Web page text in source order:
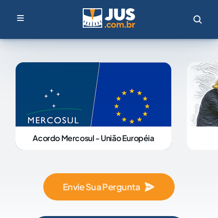
Acordo Mercosul - União Européia
Envie Sua Pergunta